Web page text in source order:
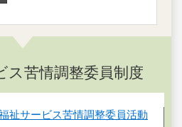
ス苦情調整委員制度
祉サービス苦情調整委員活動